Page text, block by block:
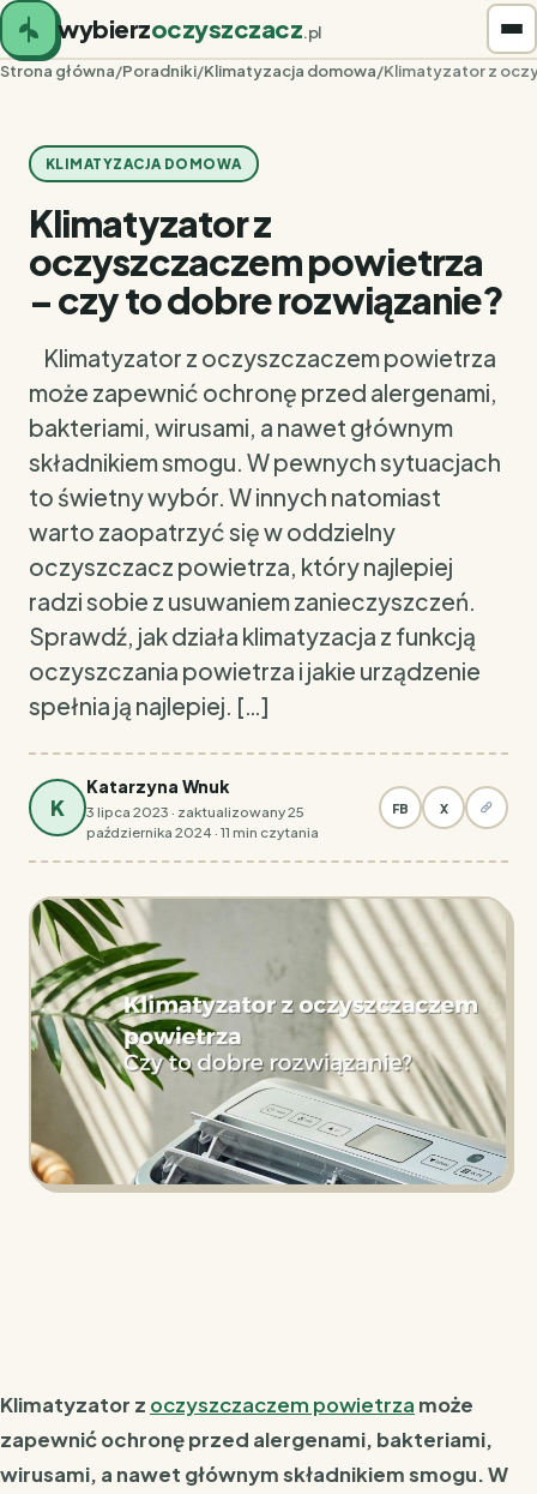
wybierzoczyszczacz.pl
Strona główna/Poradniki/Klimatyzacja domowa/Klimatyzator z
KLIMATYZACJA DOMOWA
Klimatyzator z
oczyszczaczem powietrza
– czy to dobre rozwiązanie?
Klimatyzator z oczyszczaczem powietrza
może zapewnić ochronę przed alergenami,
bakteriami, wirusami, a nawet głównym
składnikiem smogu. W pewnych sytuacjach
to świetny wybór. W innych natomiast
warto zaopatrzyć się w oddzielny
oczyszczacz powietrza, który najlepiej
radzi sobie z usuwaniem zanieczyszczeń.
Sprawdź, jak działa klimatyzacja z funkcją
oczyszczania powietrza i jakie urządzenie
spełnia ją najlepiej. […]
K
Katarzyna Wnuk
3 lipca 2023 · zaktualizowany 25
października 2024 · 11 min czytania
FB X
Klimatyzator z oczyszczaczem powietrza może
zapewnić ochronę przed alergenami, bakteriami,
wirusami, a nawet głównym składnikiem smogu. W